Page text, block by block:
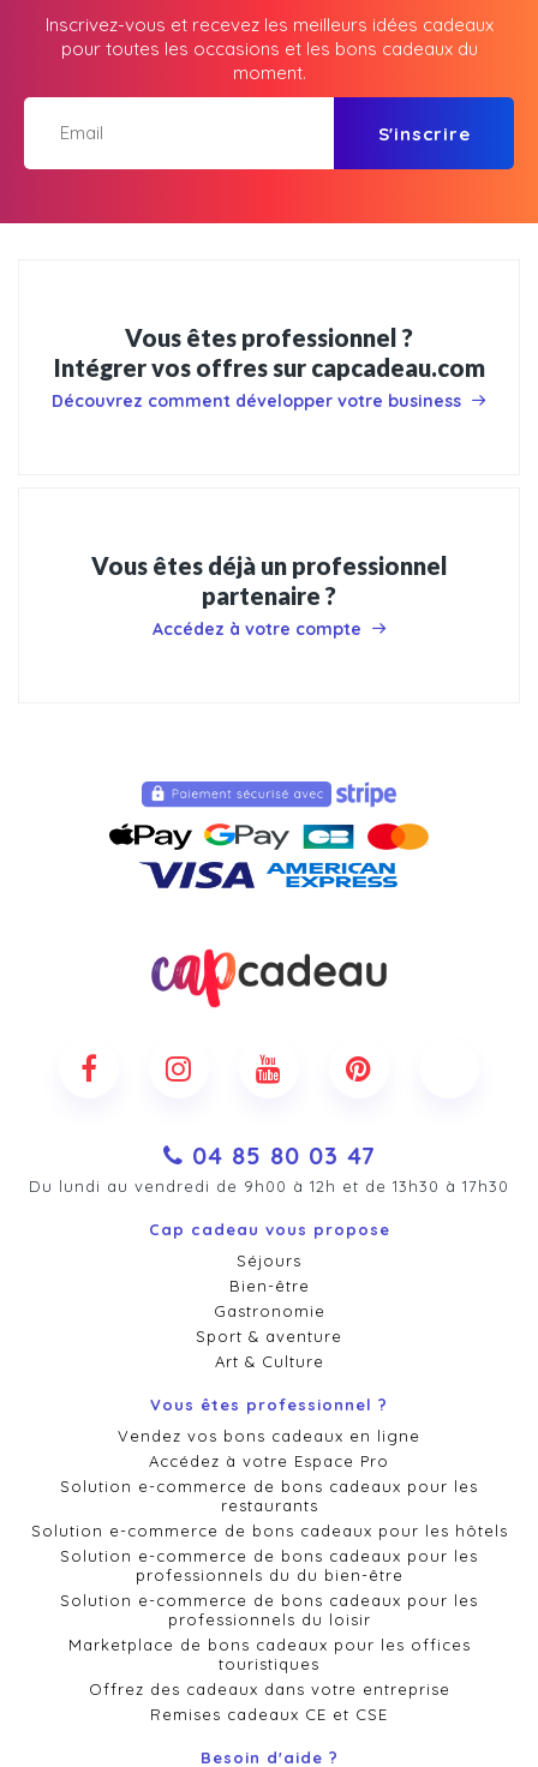
Inscrivez-vous et recevez les meilleurs idées cadeaux
pour toutes les occasions et les bons cadeaux du
moment.
S'inscrire
Vous êtes professionnel ?
Intégrer vos offres sur capcadeau.com
Découvrez comment développer votre business
Vous êtes déjà un professionnel
partenaire ?
Accédez à votre compte
04 85 80 03 47
Du lundi au vendredi de 9h00 à 12h et de 13h30 à 17h30
Cap cadeau vous propose
Séjours
Bien-être
Gastronomie
Sport & aventure
Art & Culture
Vous êtes professionnel ?
Vendez vos bons cadeaux en ligne
Accédez à votre Espace Pro
Solution e-commerce de bons cadeaux pour les
restaurants
Solution e-commerce de bons cadeaux pour les hôtels
Solution e-commerce de bons cadeaux pour les
professionnels du du bien-être
Solution e-commerce de bons cadeaux pour les
professionnels du loisir
Marketplace de bons cadeaux pour les offices
touristiques
Offrez des cadeaux dans votre entreprise
Remises cadeaux CE et CSE
Besoin d'aide ?